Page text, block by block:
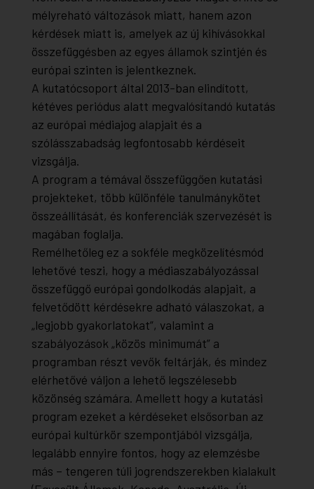
mélyreható változások miatt, hanem azon
kérdések miatt is, amelyek az új kihívásokkal
összefüggésben az egyes államok szintjén és
európai szinten is jelentkeznek.
A kutatócsoport által 2013-ban elindított,
kétéves periódus alatt megvalósítandó kutatás
az európai médiajog alapjait és a
szólásszabadság legfontosabb kérdéseit
vizsgálja.
A program a témával összefüggően kutatási
projekteket, több különféle tanulmánykötet
összeállítását, és konferenciák szervezését is
magában foglalja.
Remélhetőleg ez a sokféle megközelítésmód
lehetővé teszi, hogy a médiaszabályozással
összefüggő európai gondolkodás alapjait, a
felvetődött kérdésekre adható válaszokat, a
„legjobb gyakorlatokat”, valamint a
szabályozások „közös minimumát” a
programban részt vevők feltárják, és mindez
elérhetővé váljon a lehető legszélesebb
közönség számára. Amellett hogy a kutatási
program ezeket a kérdéseket elsősorban az
európai kultúrkör szempontjából vizsgálja,
legalább ennyire fontos, hogy az elemzésbe
más – tengeren túli jogrendszerekben kialakult